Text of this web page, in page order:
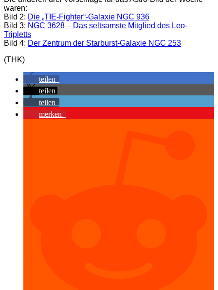
waren:
Bild 2: Die „TIE-Fighter“-Galaxie NGC 936
Bild 3: NGC 3628 – Das seltsamste Mitglied des Leo-
Tripletts
Bild 4: Der Zentrum der Starburst-Galaxie NGC 253
(THK)
teilen
teilen
teilen
merken